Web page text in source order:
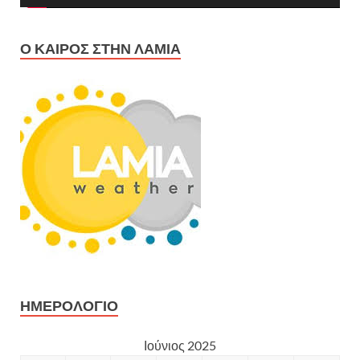
Ο ΚΑΙΡΌΣ ΣΤΗΝ ΛΑΜΊΑ
ΗΜΕΡΟΛΌΓΙΟ
Ιούνιος 2025